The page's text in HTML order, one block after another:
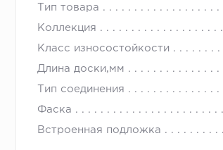
Тип товара
Коллекция
Класс износостойкости
Длина доски,мм
Тип соединения
Фаска
Встроенная подложка
Первый ряд: